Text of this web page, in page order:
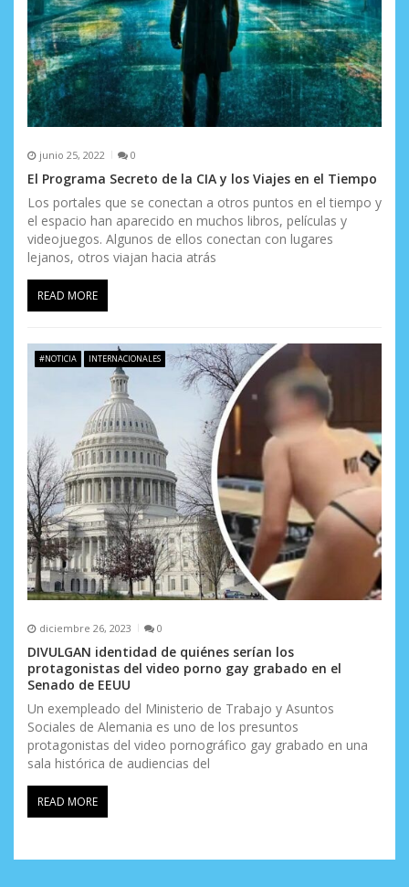
junio 25, 2022 0
El Programa Secreto de la CIA y los Viajes en el Tiempo
Los portales que se conectan a otros puntos en el tiempo y
el espacio han aparecido en muchos libros, películas y
videojuegos. Algunos de ellos conectan con lugares
lejanos, otros viajan hacia atrás
READ MORE
#NOTICIA INTERNACIONALES
diciembre 26, 2023 0
DIVULGAN identidad de quiénes serían los
protagonistas del video porno gay grabado en el
Senado de EEUU
Un exempleado del Ministerio de Trabajo y Asuntos
Sociales de Alemania es uno de los presuntos
protagonistas del video pornográfico gay grabado en una
sala histórica de audiencias del
READ MORE